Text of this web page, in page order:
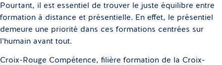
Pourtant, il est essentiel de trouver le juste équilibre entre
formation à distance et présentielle. En effet, le présentiel
demeure une priorité dans ces formations centrées sur
l’humain avant tout.
Croix-Rouge Compétence, filière formation de la Croix-